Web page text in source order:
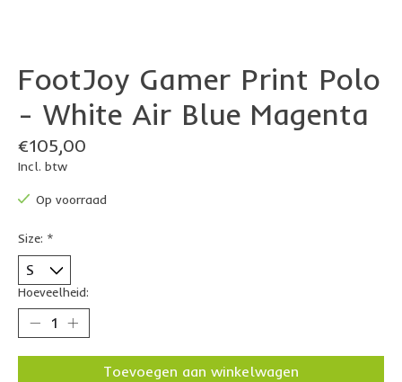
FootJoy Gamer Print Polo
- White Air Blue Magenta
€105,00
Incl. btw
Op voorraad
Size: *
Hoeveelheid:
Toevoegen aan winkelwagen